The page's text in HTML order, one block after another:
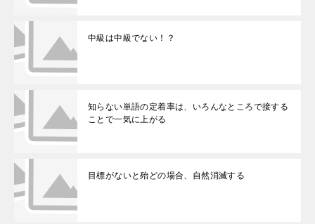
中級は中級でない！？
知らない単語の定着率は、いろんなところで接する
ことで一気に上がる
目標がないと殆どの場合、自然消滅する